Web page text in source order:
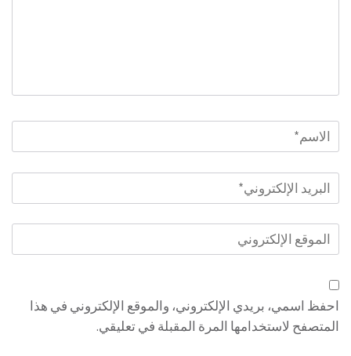
الاسم
البريد
الإلكتروني*
الموقع
الإلكتروني
احفظ اسمي، بريدي الإلكتروني، والموقع الإلكتروني في هذا
المتصفح لاستخدامها المرة المقبلة في تعليقي.